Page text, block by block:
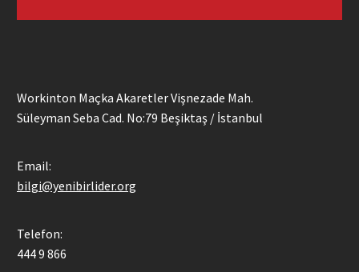
Workinton Maçka Akaretler Vişnezade Mah.
Süleyman Seba Cad. No:79 Beşiktaş / İstanbul
Email:
bilgi@yenibirlider.org
Telefon:
444 9 866